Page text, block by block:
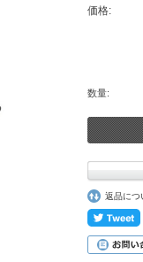
価格:
数量:
返品につ